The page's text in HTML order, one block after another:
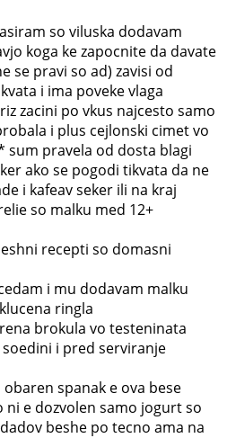
so viluska dodavam
koga ke zapocnite da davate
se pravi so ad) zavisi od
i ima poveke vlaga
zacini po vkus najcesto samo
i plus cejlonski cimet vo
sum pravela od dosta blagi
ako se pogodi tikvata da ne
i kafeav seker ili na kraj
so malku med 12+
recepti so domasni
i mu dodavam malku
ringla
brokula vo testeninata
i pred serviranje
spanak e ova bese
e dozvolen samo jogurt so
beshe po tecno ama na